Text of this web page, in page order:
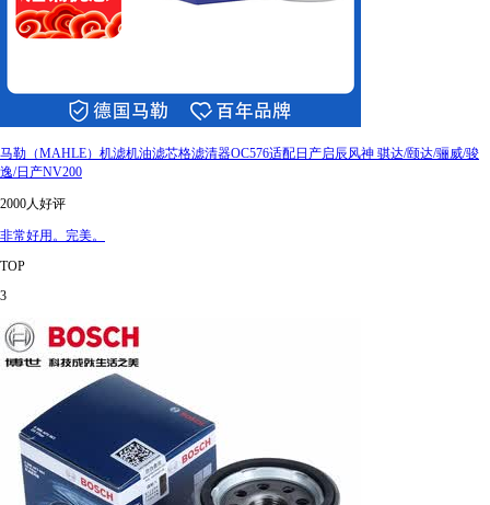
马勒（MAHLE）机滤机油滤芯格滤清器OC576适配日产启辰风神 骐达/颐达/骊威/骏
逸/日产NV200
2000人好评
非常好用。完美。
TOP
3